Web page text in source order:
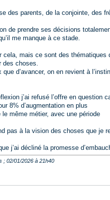
des parents, de la conjointe,
de prendre ses décisions
me manque à ce stade.
mais ce sont des
des choses.
que d’avancer, on en revient à
j’ai refusé l’offre en question
8% d’augmentation en plus
même métier, avec une période
pas à la vision des choses que je
j’ai décliné la promesse
; 02/01/2026 à 21h40